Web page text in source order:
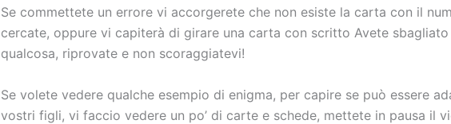
Se commettete un errore vi accorgerete che non esiste la carta con il
cercate, oppure vi capiterà di girare una carta con scritto Avete sbagliato
qualcosa, riprovate e non scoraggiatevi!
Se volete vedere qualche esempio di enigma, per capire se può essere
vostri figli, vi faccio vedere un po’ di carte e schede, mettete in pausa il